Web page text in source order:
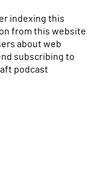
indexing this
from this website
about web
subscribing to
podcast